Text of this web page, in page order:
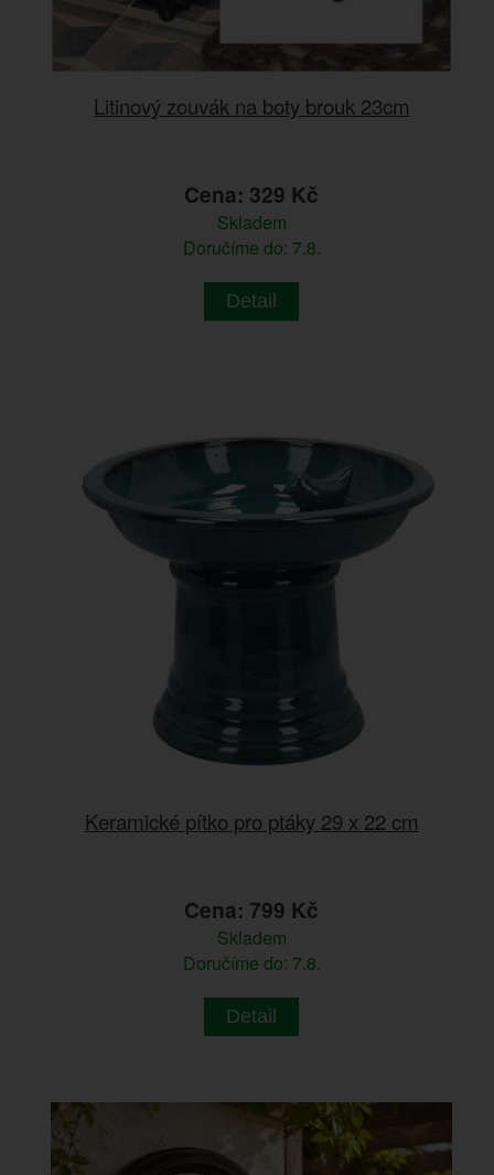
Litinový zouvák na boty brouk 23cm
Cena: 329 Kč
Skladem
Doručíme do: 7.8.
Detail
Keramické pítko pro ptáky 29 x 22 cm
Cena: 799 Kč
Skladem
Doručíme do: 7.8.
Detail